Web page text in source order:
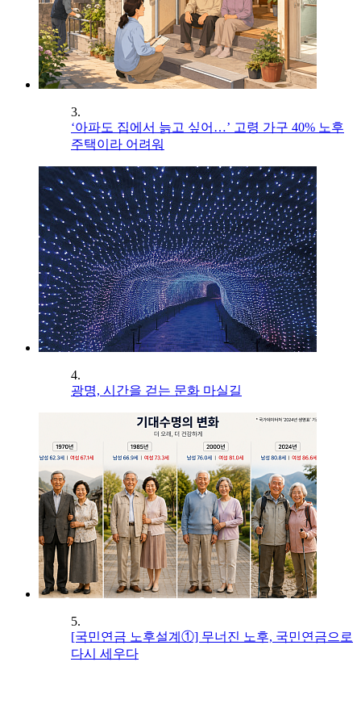
3.
‘아파도 집에서 늙고 싶어…’ 고령 가구 40% 노후
주택이라 어려워
4.
광명, 시간을 걷는 문화 마실길
5.
[국민연금 노후설계①] 무너진 노후, 국민연금으로
다시 세우다